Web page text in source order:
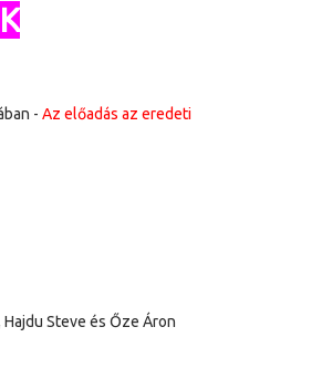
- Az előadás az eredeti
Steve és Őze Áron